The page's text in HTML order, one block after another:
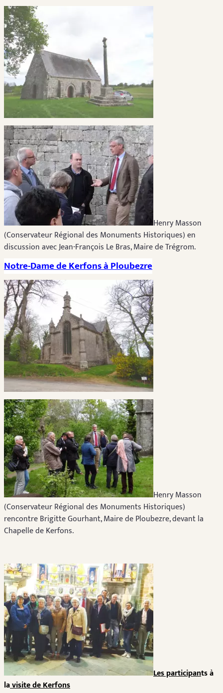
Henry Masson
(Conservateur Régional des Monuments Historiques) en
discussion avec Jean-François Le Bras, Maire de Trégrom.
Notre-Dame de Kerfons à Ploubezre
Henry Masson
(Conservateur Régional des Monuments Historiques)
rencontre Brigitte Gourhant, Maire de Ploubezre, devant la
Chapelle de Kerfons.
Les participantsà
lavisite de Kerfons